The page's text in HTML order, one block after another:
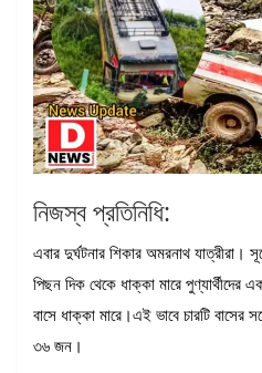
নিজস্ব প্রতিনিধি:
এবার দুর্ঘটনার শিকার অমরনাথ যাত্রীরা।
পিছন দিক থেকে ধাক্কা মারে পুণ্যার্থীদের
বাসে ধাক্কা মারে।এই ভাবে চারটি
৩৬ জন।